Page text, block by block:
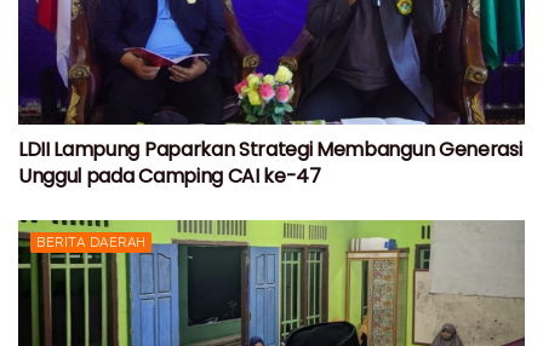
LDII Lampung Paparkan Strategi Membangun Generasi
Unggul pada Camping CAI ke-47
BERITA DAERAH